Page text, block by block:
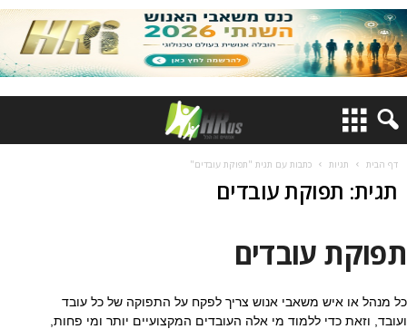
דף הבית תגיות כתבות עם תגית "תפוקת עובדים"
תגית: תפוקת עובדים
תפוקת עובדים
כל מנהל או איש משאבי אנוש צריך לפקח על התפוקה של כל עובד
ועובד, וזאת כדי ללמוד מי אלה העובדים המקצועיים יותר ומי פחות,